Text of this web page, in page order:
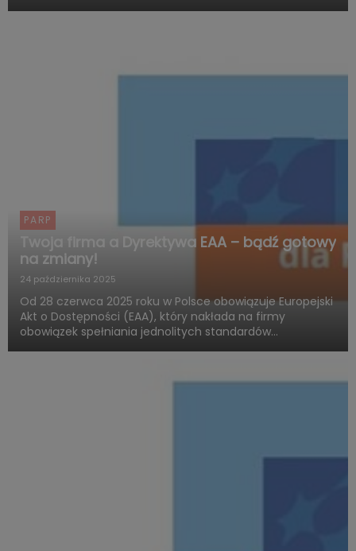
PARP
Twoja firma a Dyrektywa EAA – bądź gotowy
na zmiany!
24 października 2025
Od 28 czerwca 2025 roku w Polsce obowiązuje Europejski
Akt o Dostępności (EAA), który nakłada na firmy
obowiązek spełniania jednolitych standardów